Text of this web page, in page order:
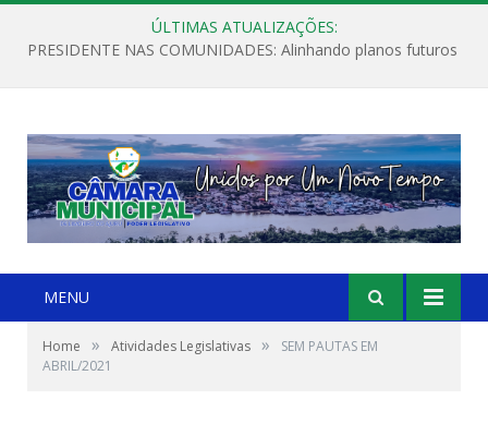
ÚLTIMAS ATUALIZAÇÕES:
PRESIDENTE NAS COMUNIDADES: Alinhando planos futuros
MENU
Home » Atividades Legislativas »
SEM PAUTAS EM
ABRIL/2021